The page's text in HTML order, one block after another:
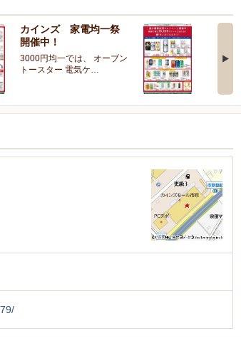
カインズ 家電均一祭
開催中！
3000円均一では、 オーブン
トースター 電気ケ…
夏の
夏の酒
開催中